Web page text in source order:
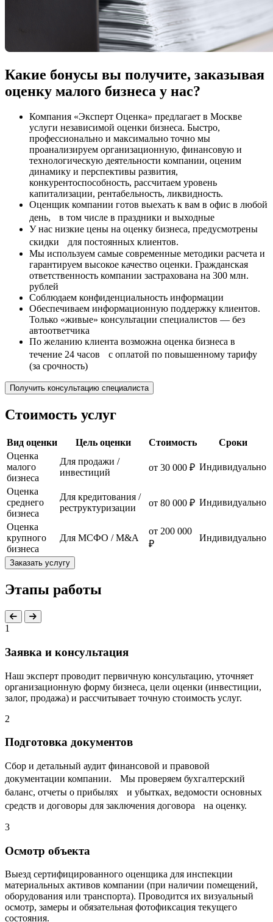
Какие бонусы вы получите, заказывая
оценку малого бизнеса у нас?
Компания «Эксперт Оценка» предлагает в Москве
услуги независимой оценки бизнеса. Быстро,
профессионально и максимально точно мы
проанализируем организационную, финансовую и
технологическую деятельности компании, оценим
динамику и перспективы развития,
конкурентоспособность, рассчитаем уровень
капитализации, рентабельность, ликвидность.
Оценщик компании готов выехать к вам в офис в любой
день, в том числе в праздники и выходные
У нас низкие цены на оценку бизнеса, предусмотрены
скидки для постоянных клиентов.
Мы используем самые современные методики расчета и
гарантируем высокое качество оценки. Гражданская
ответственность компании застрахована на 300 млн.
рублей
Соблюдаем конфиденциальность информации
Обеспечиваем информационную поддержку клиентов.
Только «живые» консультации специалистов — без
автоответчика
По желанию клиента возможна оценка бизнеса в
течение 24 часов с оплатой по повышенному тарифу
(за срочность)
Получить консультацию специалиста
Стоимость услуг
Вид оценки Цель оценки Стоимость
Сроки
Оценка
малого
бизнеса
Для продажи /
инвестиций
от 30 000 ₽ Индивидуально
Оценка
среднего
бизнеса
Для кредитования /
реструктуризации
от 80 000 ₽ Индивидуально
Оценка
крупного
бизнеса
Для МСФО / M&A
от 200 000
₽
Индивидуально
Заказать услугу
Этапы работы
1
Заявка и консультация
Наш эксперт проводит первичную консультацию, уточняет
организационную форму бизнеса, цели оценки (инвестиции,
залог, продажа) и рассчитывает точную стоимость услуг.
2
Подготовка документов
Сбор и детальный аудит финансовой и правовой
документации компании. Мы проверяем бухгалтерский
баланс, отчеты о прибылях и убытках, ведомости основных
средств и договоры для заключения договора на оценку.
3
Осмотр объекта
Выезд сертифицированного оценщика для инспекции
материальных активов компании (при наличии помещений,
оборудования или транспорта). Проводится их визуальный
осмотр, замеры и обязательная фотофиксация текущего
состояния.